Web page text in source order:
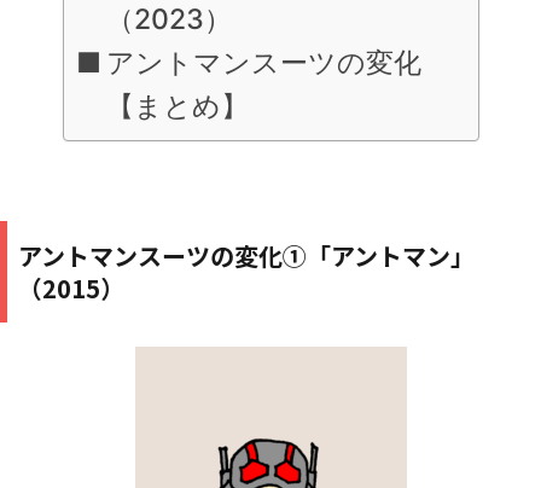
（2023）
アントマンスーツの変化
【まとめ】
アントマンスーツの変化①「アントマン」
（2015）